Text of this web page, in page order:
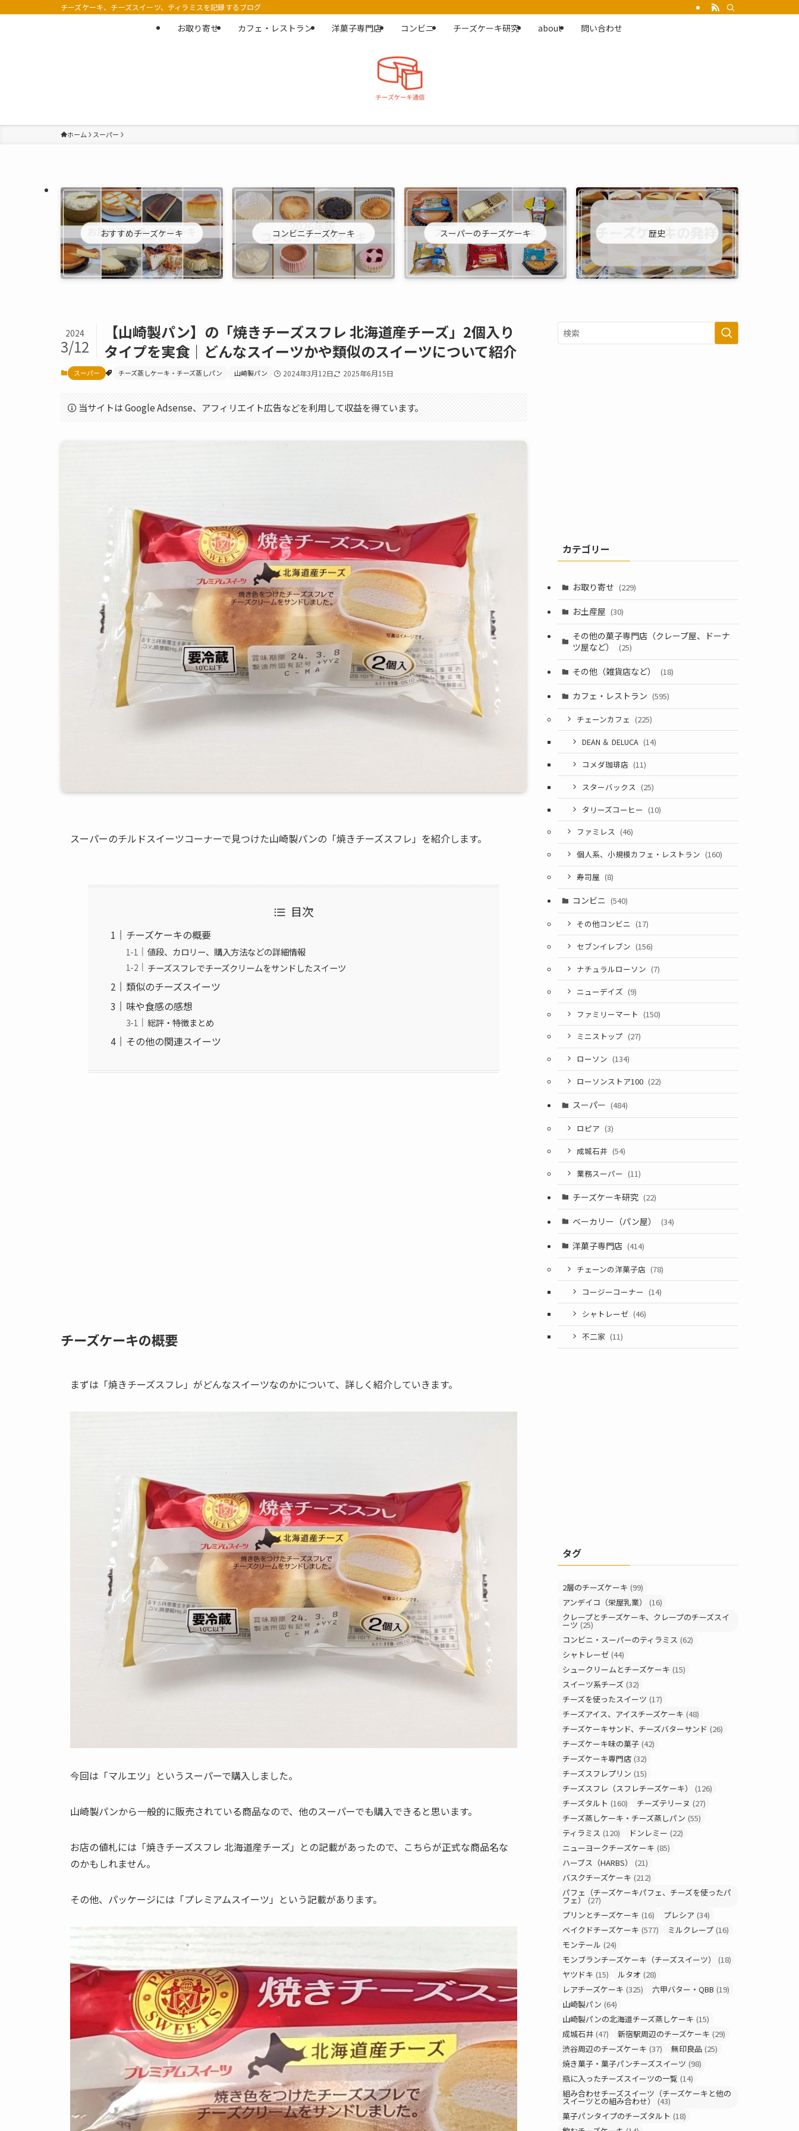
チーズケーキ、チーズスイーツ、ティラミスを記録するブログ
お取り寄せ カフェ・レストラン 洋菓子専門店 コンビニ チーズケーキ研究 about 問い合わせ
ホーム スーパー
おすすめチーズケーキ コンビニチーズケーキ スーパーのチーズケーキ 歴史
【山崎製パン】の「焼きチーズスフレ 北海道産チーズ」2個入り
タイプを実食｜どんなスイーツかや類似のスイーツについて紹介
2024
3/12
スーパー チーズ蒸しケーキ・チーズ蒸しパン 山崎製パン 2024年3月12日 2025年6月15日
当サイトは Google Adsense、アフィリエイト広告などを利用して収益を得ています。
スーパーのチルドスイーツコーナーで見つけた山崎製パンの「焼きチーズスフレ」を紹介します。
目次
チーズケーキの概要
値段、カロリー、購入方法などの詳細情報
チーズスフレでチーズクリームをサンドしたスイーツ
類似のチーズスイーツ
味や食感の感想
総評・特徴まとめ
その他の関連スイーツ
チーズケーキの概要
まずは「焼きチーズスフレ」がどんなスイーツなのかについて、詳しく紹介していきます。
今回は「マルエツ」というスーパーで購入しました。
山崎製パンから一般的に販売されている商品なので、他のスーパーでも購入できると思います。
お店の値札には「焼きチーズスフレ 北海道産チーズ」との記載があったので、こちらが正式な商品名な
のかもしれません。
その他、パッケージには「プレミアムスイーツ」という記載があります。
カテゴリー
お取り寄せ (229)
お土産屋 (30)
その他の菓子専門店（クレープ屋、ドーナ
ツ屋など）
(25)
その他（雑貨店など） (18)
カフェ・レストラン (595)
チェーンカフェ (225)
DEAN ＆ DELUCA (14)
コメダ珈琲店 (11)
スターバックス (25)
タリーズコーヒー (10)
ファミレス (46)
個人系、小規模カフェ・レストラン (160)
寿司屋 (8)
コンビニ (540)
その他コンビニ (17)
セブンイレブン (156)
ナチュラルローソン (7)
ニューデイズ (9)
ファミリーマート (150)
ミニストップ (27)
ローソン (134)
ローソンストア100 (22)
スーパー (484)
ロピア (3)
成城石井 (54)
業務スーパー (11)
チーズケーキ研究 (22)
ベーカリー（パン屋） (34)
洋菓子専門店 (414)
チェーンの洋菓子店 (78)
コージーコーナー (14)
シャトレーゼ (46)
不二家 (11)
タグ
2層のチーズケーキ (99)
アンデイコ（栄屋乳業）
(16)
クレープとチーズケーキ、クレープのチーズスイ
ーツ (25)
コンビニ・スーパーのティラミス (62)
シャトレーゼ (44)
シュークリームとチーズケーキ (15)
スイーツ系チーズ (32)
チーズを使ったスイーツ (17)
チーズアイス、アイスチーズケーキ (48)
チーズケーキサンド、チーズバターサンド (26)
チーズケーキ味の菓子 (42)
チーズケーキ専門店 (32)
チーズスフレプリン (15)
チーズスフレ（スフレチーズケーキ）
(126)
チーズタルト (160) チーズテリーヌ (27)
チーズ蒸しケーキ・チーズ蒸しパン (55)
ティラミス (120) ドンレミー (22)
ニューヨークチーズケーキ (85)
ハーブス（HARBS）
(21)
バスクチーズケーキ (212)
パフェ（チーズケーキパフェ、チーズを使ったパ
フェ） (27)
プリンとチーズケーキ (16) プレシア (34)
ベイクドチーズケーキ (577) ミルクレープ (16)
モンテール (24)
モンブランチーズケーキ（チーズスイーツ）
(18)
ヤツドキ (15) ルタオ (28)
レアチーズケーキ (325) 六甲バター・QBB (19)
山崎製パン (64)
山崎製パンの北海道チーズ蒸しケーキ (15)
成城石井 (47) 新宿駅周辺のチーズケーキ (29)
渋谷周辺のチーズケーキ (37) 無印良品 (25)
焼き菓子・菓子パンチーズスイーツ (98)
瓶に入ったチーズスイーツの一覧 (14)
組み合わせチーズスイーツ（チーズケーキと他の
スイーツとの組み合わせ）
(43)
菓子パンタイプのチーズタルト (18)